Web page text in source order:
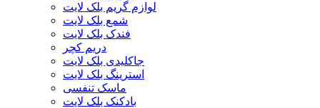
لوازم گریم بلک لایت
شمع بلک لایت
فندک بلک لایت
دریم کچر
جاکلیدی بلک لایت
استرینگ بلک لایت
ماسک تنفسی
بادکنک بلک لایت